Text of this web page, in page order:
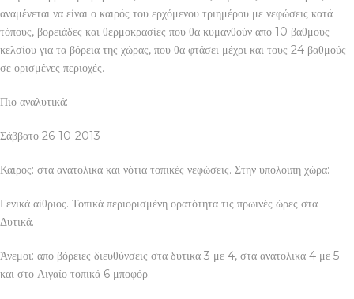
αναμένεται να είναι ο καιρός του ερχόμενου τριημέρου με νεφώσεις κατά
τόπους, βορειάδες και θερμοκρασίες που θα κυμανθούν από 10 βαθμούς
κελσίου για τα βόρεια της χώρας, που θα φτάσει μέχρι και τους 24 βαθμούς
σε ορισμένες περιοχές.
Πιο αναλυτικά:
Σάββατο 26-10-2013
Καιρός: στα ανατολικά και νότια τοπικές νεφώσεις. Στην υπόλοιπη χώρα:
Γενικά αίθριος. Τοπικά περιορισμένη ορατότητα τις πρωινές ώρες στα
Δυτικά.
Άνεμοι: από βόρειες διευθύνσεις στα δυτικά 3 με 4, στα ανατολικά 4 με 5
και στο Αιγαίο τοπικά 6 μποφόρ.